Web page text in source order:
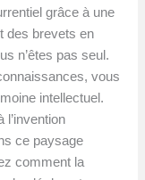
grâce à une
des brevets en
n’êtes pas seul.
vous
intellectuel.
ce paysage
comment la